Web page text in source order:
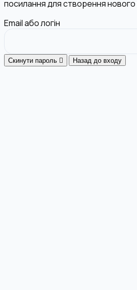
посилання для створення
Email або логін
Скинути пароль Назад до входу